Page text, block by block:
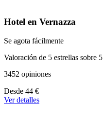
Hotel en Vernazza
Se agota fácilmente
Valoración de 5 estrellas sobre 5
3452 opiniones
A
partir
Desde 44 €
Ver detalles